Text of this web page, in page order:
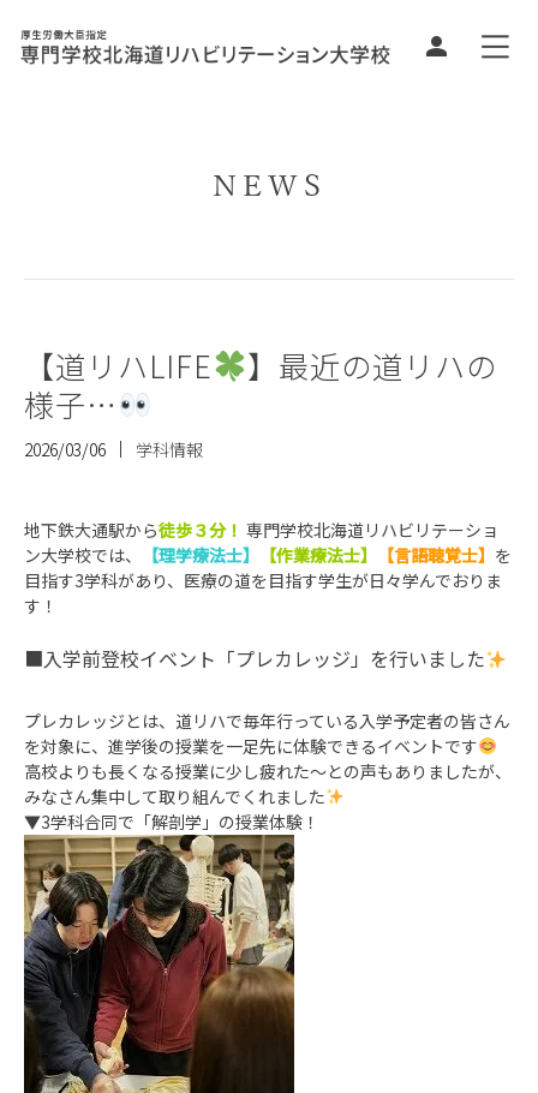
NEWS
【道リハLIFE
】最近の道リハの
様子…
2026/03/06 学科情報
地下鉄大通駅から徒歩３分！ 専門学校北海道リハビリテーショ
ン大学校では、
【理学療法士】 【作業療法士】 【言語聴覚士】 を
目指す3学科があり、医療の道を目指す学生が日々学んでおりま
す！
入学前登校イベント「プレカレッジ」を行いました
プレカレッジとは、道リハで毎年行っている入学予定者の皆さん
を対象に、進学後の授業を一足先に体験できるイベントです
高校よりも長くなる授業に少し疲れた～との声もありましたが、
みなさん集中して取り組んでくれました
▼3学科合同で「解剖学」の授業体験！